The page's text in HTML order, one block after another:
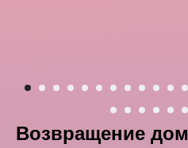
Возвращение